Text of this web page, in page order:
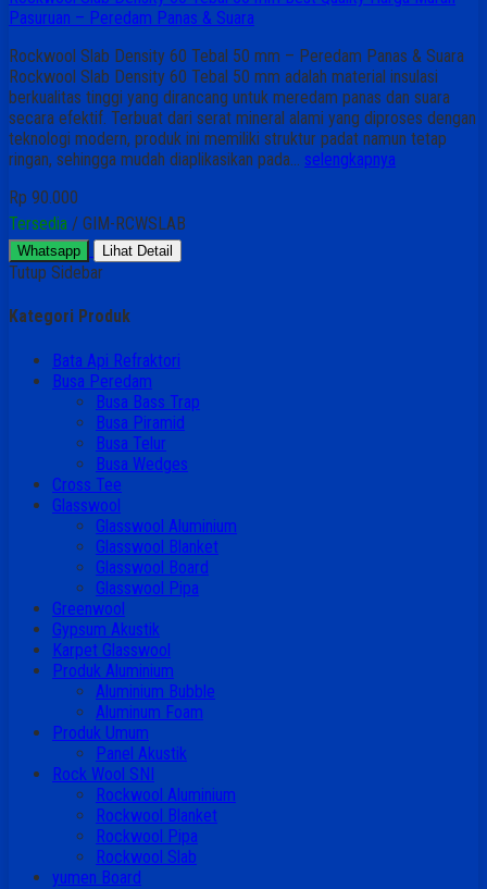
Pasuruan – Peredam Panas & Suara
Rockwool Slab Density 60 Tebal 50 mm – Peredam Panas & Suara
Rockwool Slab Density 60 Tebal 50 mm adalah material insulasi
berkualitas tinggi yang dirancang untuk meredam panas dan suara
secara efektif. Terbuat dari serat mineral alami yang diproses dengan
teknologi modern, produk ini memiliki struktur padat namun tetap
ringan, sehingga mudah diaplikasikan pada… selengkapnya
Rp 90.000
Tersedia / GIM-RCWSLAB
Whatsapp Lihat Detail
Tutup Sidebar
Kategori Produk
Bata Api Refraktori
Busa Peredam
Busa Bass Trap
Busa Piramid
Busa Telur
Busa Wedges
Cross Tee
Glasswool
Glasswool Aluminium
Glasswool Blanket
Glasswool Board
Glasswool Pipa
Greenwool
Gypsum Akustik
Karpet Glasswool
Produk Aluminium
Aluminium Bubble
Aluminum Foam
Produk Umum
Panel Akustik
Rock Wool SNI
Rockwool Aluminium
Rockwool Blanket
Rockwool Pipa
Rockwool Slab
yumen Board